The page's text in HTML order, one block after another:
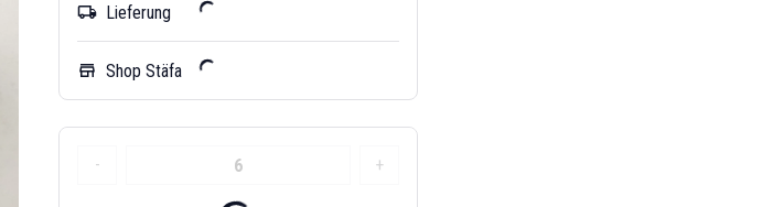
local_shipping Lieferung
store Shop Stäfa
- +